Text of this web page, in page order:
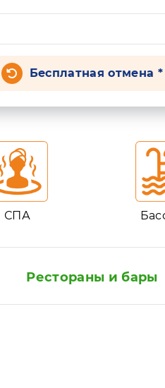
Бесплатная отмена *
СПА
Рестораны и бары